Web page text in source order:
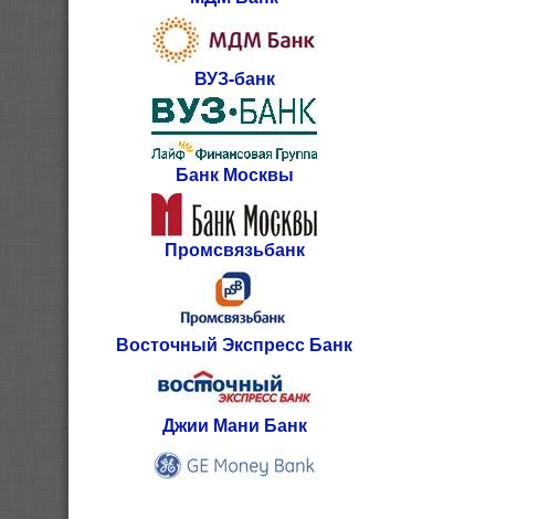
ВУЗ-банк
Банк Москвы
Промсвязьбанк
Восточный Экспресс Банк
Джии Мани Банк